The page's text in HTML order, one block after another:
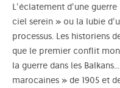
L'éclatement d'une
ciel serein » ou la lubie
processus. Les historiens
que le premier conflit
la guerre dans les
marocaines » de 1905 et